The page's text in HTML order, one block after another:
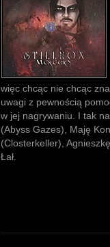
więc chcąc nie chcąc
uwagi z pewnością
w jej nagrywaniu. I tak na
(Abyss Gazes), Maję
(Closterkeller),
Łał.